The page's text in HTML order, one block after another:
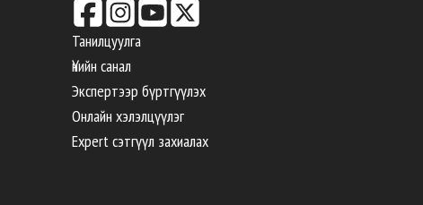
Танилцуулга
Үнийн санал
Экспертээр бүртгүүлэх
Онлайн хэлэлцүүлэг
Expert сэтгүүл захиалах